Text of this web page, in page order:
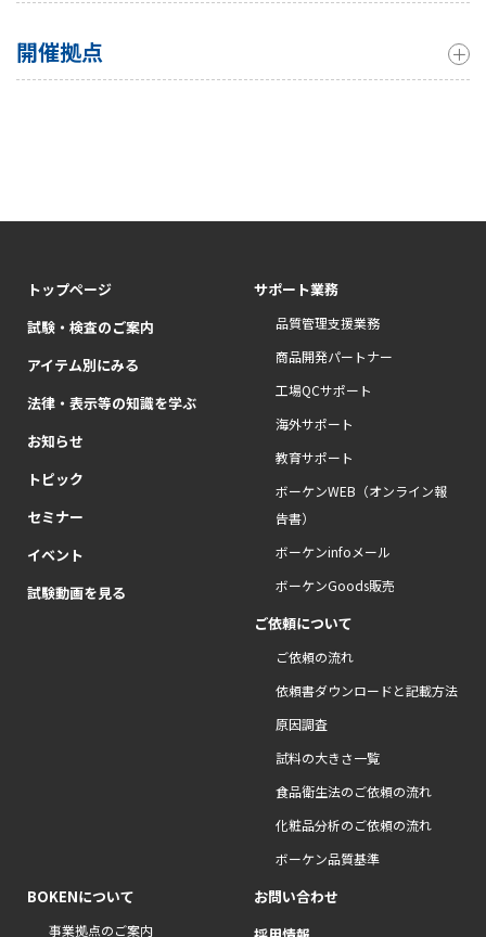
開催拠点
トップページ
試験・検査のご案内
アイテム別にみる
法律・表示等の知識を学ぶ
お知らせ
トピック
セミナー
イベント
試験動画を見る
サポート業務
品質管理支援業務
商品開発パートナー
工場QCサポート
海外サポート
教育サポート
ボーケンWEB（オンライン報
告書）
ボーケンinfoメール
ボーケンGoods販売
ご依頼について
ご依頼の流れ
依頼書ダウンロードと記載方法
原因調査
試料の大きさ一覧
食品衛生法のご依頼の流れ
化粧品分析のご依頼の流れ
ボーケン品質基準
BOKENについて
事業拠点のご案内
お問い合わせ